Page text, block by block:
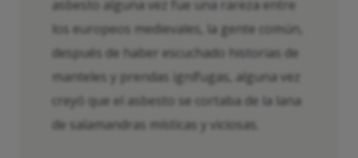
asbesto alguna vez fue una rareza entre
los europeos medievales, la gente común,
después de haber escuchado historias de
manteles y prendas ignífugas, alguna vez
creyó que el asbesto se cortaba de la lana
de salamandras místicas y viciosas.